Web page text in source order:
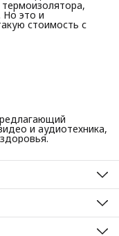
Но это и
стоимость с
и аудиотехника,